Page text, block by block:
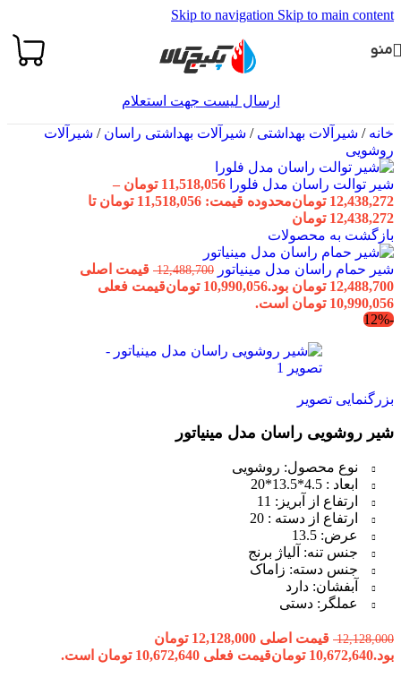
Skip to navigation Skip to main content
منو
ارسال لیست جهت استعلام
خانه/ شیرآلات بهداشتی/ شیرآلات بهداشتی راسان/ شیرآلات
روشویی
شیر توالت راسان مدل فلورا 11,518,056 تومان –
12,438,272 تومان
محدوده قیمت: 11,518,056 تومان تا
12,438,272 تومان
بازگشت به محصولات
شیر حمام راسان مدل مینیاتور 12,488,700 قیمت اصلی
12,488,700 تومان بود.
10,990,056 تومانقیمت فعلی
10,990,056 تومان است.
-12%
بزرگنمایی تصویر
شیر روشویی راسان مدل مینیاتور
نوع محصول: روشویی
ابعاد : 4.5*13.5*20
ارتفاع از آبریز: 11
ارتفاع از دسته : 20
عرض: 13.5
جنس تنه: آلیاژ برنج
جنس دسته: زاماک
آبفشان: دارد
عملگر: دستی
12,128,000
قیمت اصلی 12,128,000 تومان
بود.10,672,640 تومانقیمت فعلی 10,672,640 تومان است.